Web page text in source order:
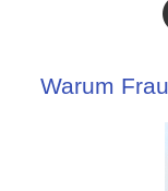
Warum